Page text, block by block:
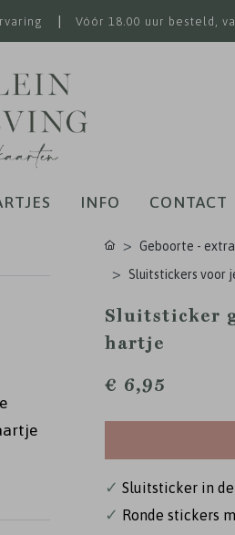
Vóór 18.00 uur besteld,
INFO CONTACT
Geboorte -
Sluitstickers voor
Sluitsticker
hartje
€ 6,95
✓ Sluitsticker in
✓ Ronde stickers